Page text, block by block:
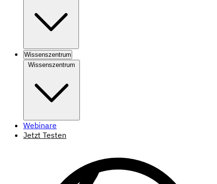
Wissenszentrum
Wissenszentrum
Webinare
Jetzt Testen